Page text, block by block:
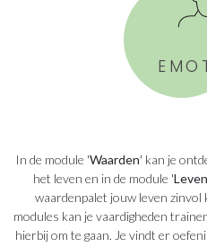
In de module 'Waarden' kan je
het leven en in de module '
waardenpalet jouw leven
modules kan je vaardigheden
hierbij om te gaan. Je vindt er